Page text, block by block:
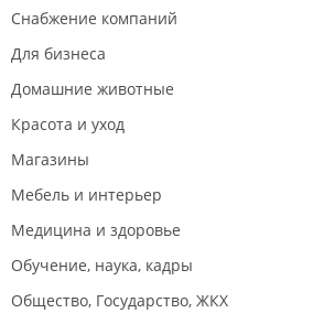
Снабжение компаний
Для бизнеса
Домашние животные
Красота и уход
Магазины
Мебель и интерьер
Медицина и здоровье
Обучение, наука, кадры
Общество, Государство, ЖКХ